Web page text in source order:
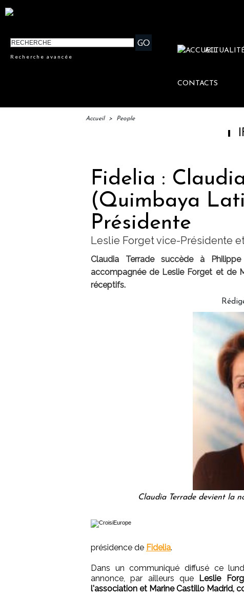
Recherche avancée
CONTACTS
Accueil > People
IFTM :
Fidelia :
(Quimbaya
Présidente
Leslie Forget vice-Présidente
Claudia Terrade succède à
accompagnée de Leslie Forget et de
réceptifs.
Claudia Terrade devient la
présidence de Fidelia.
Dans un communiqué diffusé ce
annonce, par ailleurs que Leslie
l'association et Marine Castillo Madrid,